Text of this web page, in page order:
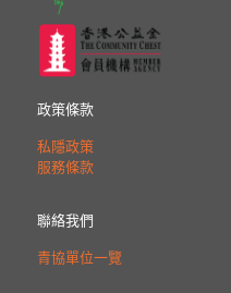
政策條款
私隱政策
服務條款
聯絡我們
青協單位一覽